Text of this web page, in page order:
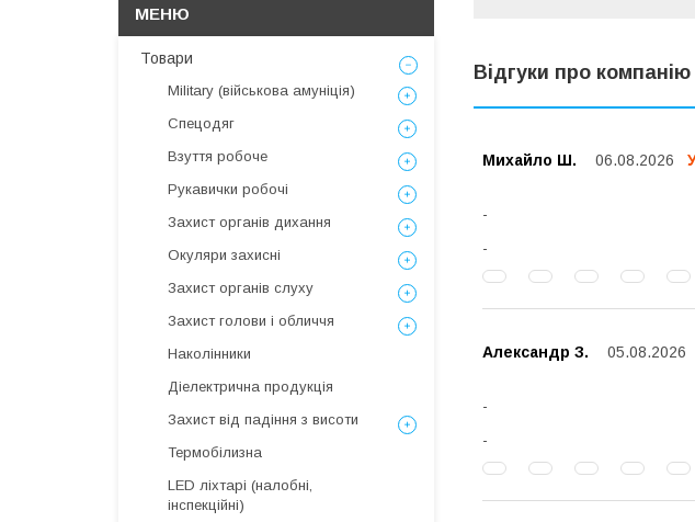
Відгуки про компанію
Михайло Ш. 06.08.2026
Александр З. 05.08.2026
Товари
Military (військова амуніція)
Спецодяг
Взуття робоче
Рукавички робочі
Захист органів дихання
Окуляри захисні
Захист органів слуху
Захист голови і обличчя
Наколінники
Діелектрична продукція
Захист від падіння з висоти
Термобілизна
LED ліхтарі (налобні,
інспекційні)